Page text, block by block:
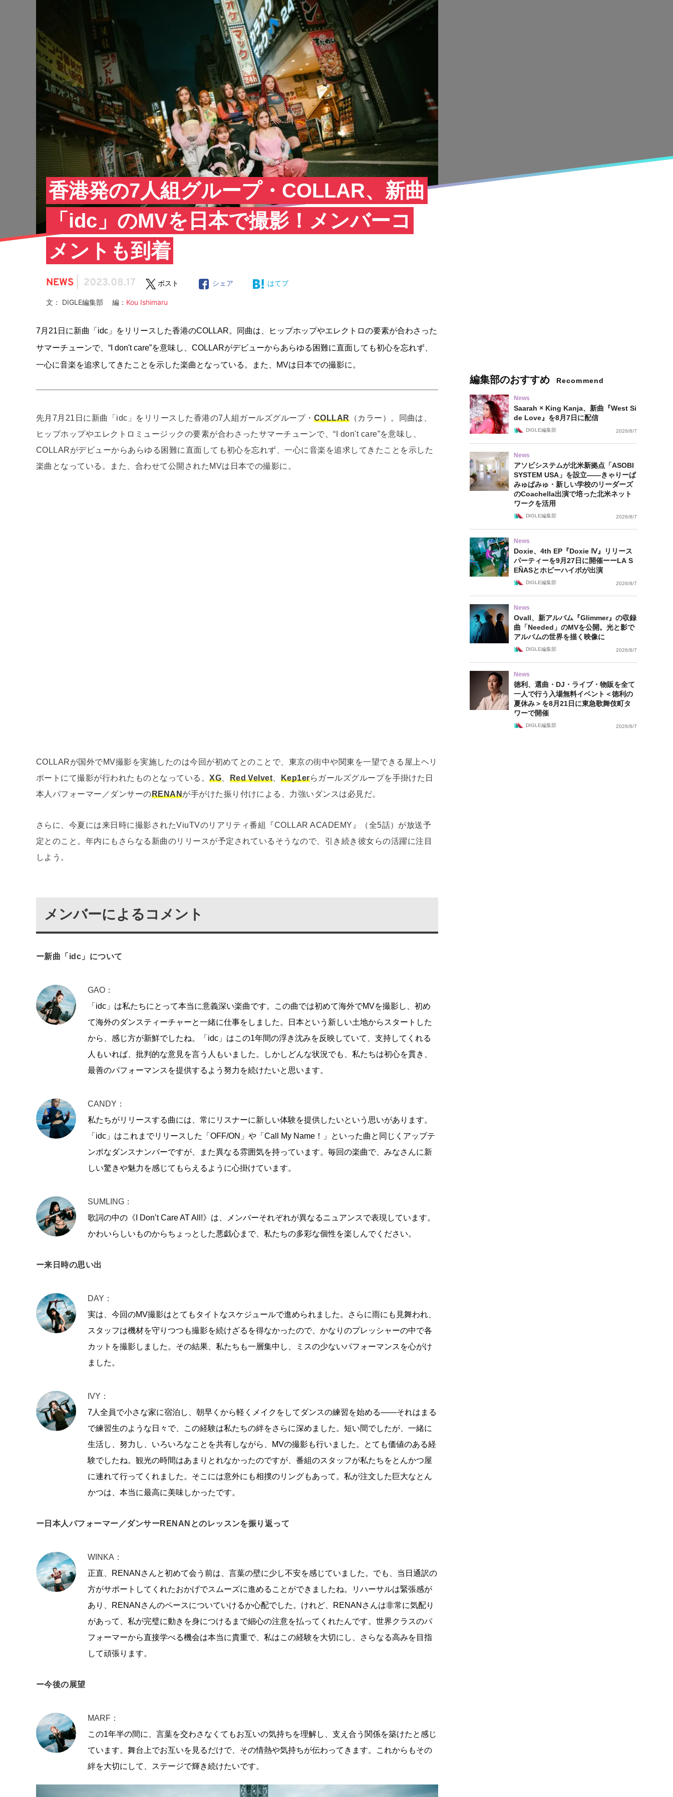
香港発の7人組グループ・COLLAR、新曲
「idc」のMVを日本で撮影！メンバーコ
メントも到着
NEWS 2023.08.17 ポスト シェア はてブ
文： DIGLE編集部 編： Kou Ishimaru
7月21日に新曲「idc」をリリースした香港のCOLLAR。同曲は、ヒップホップやエレクトロの要素が合わさった
サマーチューンで、“I don't care”を意味し、COLLARがデビューからあらゆる困難に直面しても初心を忘れず、
一心に音楽を追求してきたことを示した楽曲となっている。また、MVは日本での撮影に。
先月7月21日に新曲「idc」をリリースした香港の7人組ガールズグループ・ COLLAR（カラー）。同曲は、
ヒップホップやエレクトロミュージックの要素が合わさったサマーチューンで、“I don't care”を意味し、
COLLARがデビューからあらゆる困難に直面しても初心を忘れず、一心に音楽を追求してきたことを示した
楽曲となっている。また、合わせて公開されたMVは日本での撮影に。
COLLARが国外でMV撮影を実施したのは今回が初めてとのことで、東京の街中や関東を一望できる屋上ヘリ
ポートにて撮影が行われたものとなっている。XG Red Velvet Kep1erらガールズグループを手掛けた日
本人パフォーマー／ダンサーのRENANが手がけた振り付けによる、力強いダンスは必見だ。
さらに、今夏には来日時に撮影されたViuTVのリアリティ番組『COLLAR ACADEMY』（全5話）が放送予
定とのこと。年内にもさらなる新曲のリリースが予定されているそうなので、引き続き彼女らの活躍に注目
しよう。
メンバーによるコメント
ー新曲「idc」について
GAO：
「idc」は私たちにとって本当に意義深い楽曲です。この曲では初めて海外でMVを撮影し、初め
て海外のダンスティーチャーと一緒に仕事をしました。日本という新しい土地からスタートした
から、感じ方が新鮮でしたね。「idc」はこの1年間の浮き沈みを反映していて、支持してくれる
人もいれば、批判的な意見を言う人もいました。しかしどんな状況でも、私たちは初心を貫き、
最善のパフォーマンスを提供するよう努力を続けたいと思います。
CANDY：
私たちがリリースする曲には、常にリスナーに新しい体験を提供したいという思いがあります。
「idc」はこれまでリリースした「OFF/ON」や「Call My Name！」といった曲と同じくアップテ
ンポなダンスナンバーですが、また異なる雰囲気を持っています。毎回の楽曲で、みなさんに新
しい驚きや魅力を感じてもらえるように心掛けています。
SUMLING：
歌詞の中の《I Don’t Care AT All!》は、メンバーそれぞれが異なるニュアンスで表現しています。
かわいらしいものからちょっとした悪戯心まで、私たちの多彩な個性を楽しんでください。
ー来日時の思い出
DAY：
実は、今回のMV撮影はとてもタイトなスケジュールで進められました。さらに雨にも見舞われ、
スタッフは機材を守りつつも撮影を続けざるを得なかったので、かなりのプレッシャーの中で各
カットを撮影しました。その結果、私たちも一層集中し、ミスの少ないパフォーマンスを心がけ
ました。
IVY：
7人全員で小さな家に宿泊し、朝早くから軽くメイクをしてダンスの練習を始める――それはまる
で練習生のような日々で、この経験は私たちの絆をさらに深めました。短い間でしたが、一緒に
生活し、努力し、いろいろなことを共有しながら、MVの撮影も行いました。とても価値のある経
験でしたね。観光の時間はあまりとれなかったのですが、番組のスタッフが私たちをとんかつ屋
に連れて行ってくれました。そこには意外にも相撲のリングもあって。私が注文した巨大なとん
かつは、本当に最高に美味しかったです。
ー日本人パフォーマー／ダンサーRENANとのレッスンを振り返って
WINKA：
正直、RENANさんと初めて会う前は、言葉の壁に少し不安を感じていました。でも、当日通訳の
方がサポートしてくれたおかげでスムーズに進めることができましたね。リハーサルは緊張感が
あり、RENANさんのペースについていけるか心配でした。けれど、RENANさんは非常に気配り
があって、私が完璧に動きを身につけるまで細心の注意を払ってくれたんです。世界クラスのパ
フォーマーから直接学べる機会は本当に貴重で、私はこの経験を大切にし、さらなる高みを目指
して頑張ります。
ー今後の展望
MARF：
この1年半の間に、言葉を交わさなくてもお互いの気持ちを理解し、支え合う関係を築けたと感じ
ています。舞台上でお互いを見るだけで、その情熱や気持ちが伝わってきます。これからもその
絆を大切にして、ステージで輝き続けたいです。
編集部のおすすめ Recommend
News
Saarah × King Kanja、新曲『West Si
de Love』を8月7日に配信
DIGLE編集部 2026/8/7
News
アソビシステムが北米新拠点「ASOBI
SYSTEM USA」を設立——きゃりーぱ
みゅぱみゅ・新しい学校のリーダーズ
のCoachella出演で培った北米ネット
ワークを活用
DIGLE編集部 2026/8/7
News
Doxie、4th EP『Doxie Ⅳ』リリース
パーティーを9月27日に開催ーーLA S
EÑASとホピーハイボが出演
DIGLE編集部 2026/8/7
News
Ovall、新アルバム『Glimmer』の収録
曲「Needed」のMVを公開。光と影で
アルバムの世界を描く映像に
DIGLE編集部 2026/8/7
News
徳利、選曲・DJ・ライブ・物販を全て
一人で行う入場無料イベント＜徳利の
夏休み＞を8月21日に東急歌舞伎町タ
ワーで開催
DIGLE編集部 2026/8/7